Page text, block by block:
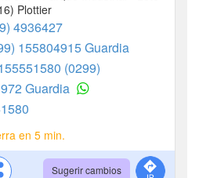
Plottier
4936427
155804915 Guardia
(0299)
Guardia
en 5 min.
Sugerir cambios